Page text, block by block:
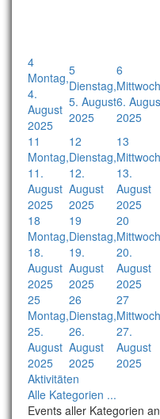
4
Montag,
4.
August
2025
5
Dienstag,
5. August
2025
6
6.
2025
11
Montag,
11.
August
2025
12
Dienstag,
12.
August
2025
13
13.
August
2025
18
Montag,
18.
August
2025
19
Dienstag,
19.
August
2025
20
20.
August
2025
25
Montag,
25.
August
2025
26
Dienstag,
26.
August
2025
27
27.
August
2025
Aktivitäten
Alle Kategorien ...
Events aller Kategorien